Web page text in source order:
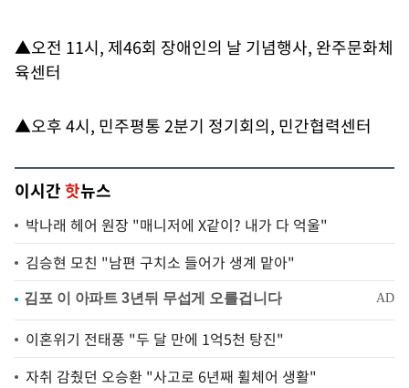
▲오전 11시, 제46회 장애인의 날 기념행사, 완주문화체
육센터
▲오후 4시, 민주평통 2분기 정기회의, 민간협력센터
이시간핫뉴스
박나래 헤어 원장 "매니저에 X같이? 내가 다 억울"
김승현 모친 "남편 구치소 들어가 생계 맡아"
이혼위기 전태풍 "두 달 만에 1억5천 탕진"
자취 감췄던 오승환 "사고로 6년째 휠체어 생활"